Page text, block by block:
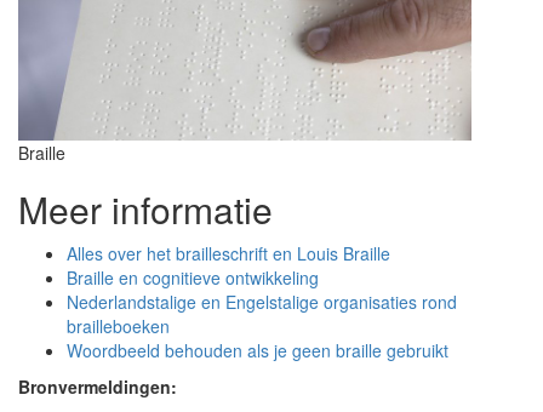
Braille
Meer informatie
Alles over het brailleschrift en Louis Braille
Braille en cognitieve ontwikkeling
Nederlandstalige en Engelstalige organisaties rond
brailleboeken
Woordbeeld behouden als je geen braille gebruikt
Bronvermeldingen: